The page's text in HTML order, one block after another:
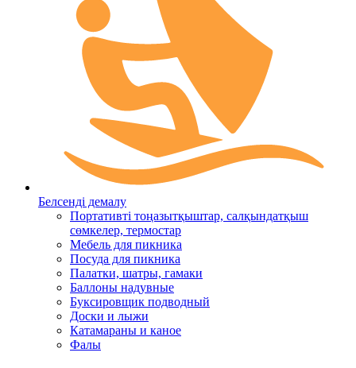
Белсенді демалу
Портативті тоңазытқыштар, салқындатқыш
сөмкелер, термостар
Мебель для пикника
Посуда для пикника
Палатки, шатры, гамаки
Баллоны надувные
Буксировщик подводный
Доски и лыжи
Катамараны и каное
Фалы